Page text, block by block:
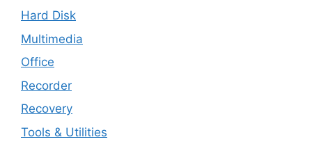
Hard Disk
Multimedia
Office
Recorder
Recovery
Tools & Utilities